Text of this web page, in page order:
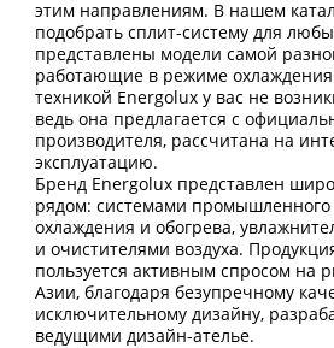
этим направлениям. В нашем
подобрать сплит-систему для
представлены модели самой
работающие в режиме охлаждения
техникой Energolux у вас не
ведь она предлагается с
производителя, рассчитана на
эксплуатацию.
Бренд Energolux представлен
рядом: системами промышленного
охлаждения и обогрева,
и очистителями воздуха.
пользуется активным спросом на
Азии, благодаря безупречному
исключительному дизайну,
ведущими дизайн-ателье.